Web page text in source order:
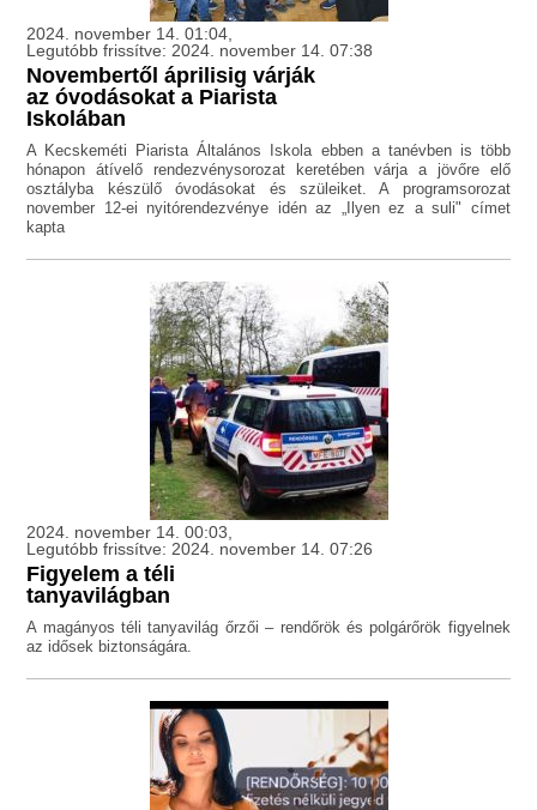
2024. november 14. 01:04,
Legutóbb frissítve: 2024. november 14. 07:38
Novembertől áprilisig várják
az óvodásokat a Piarista
Iskolában
A Kecskeméti Piarista Általános Iskola ebben a tanévben is több
hónapon átívelő rendezvénysorozat keretében várja a jövőre elő
osztályba készülő óvodásokat és szüleiket. A programsorozat
november 12-ei nyitórendezvénye idén az „Ilyen ez a suli" címet
kapta
2024. november 14. 00:03,
Legutóbb frissítve: 2024. november 14. 07:26
Figyelem a téli
tanyavilágban
A magányos téli tanyavilág őrzői – rendőrök és polgárőrök figyelnek
az idősek biztonságára.